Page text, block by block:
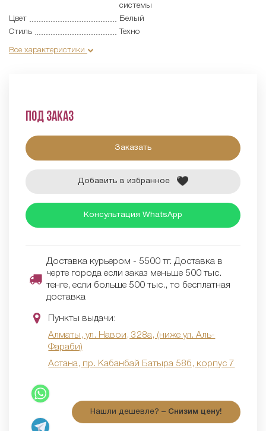
системы
Цвет
Белый
Стиль
Техно
Все характеристики
Под заказ
Заказать
Добавить в избранное
Консультация WhatsApp
Доставка курьером - 5500 тг. Доставка в
черте города если заказ меньше 500 тыс.
тенге, если больше 500 тыс., то бесплатная
доставка
Пункты выдачи:
Алматы, ул. Навои, 328а, (ниже ул. Аль-
Фараби)
Астана, пр. Кабанбай Батыра 58б, корпус 7
Нашли дешевле? – Снизим цену!